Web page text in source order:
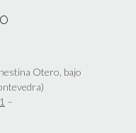
Otero, bajo
–